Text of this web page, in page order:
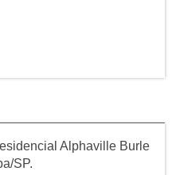
Alphaville Burle
SP.